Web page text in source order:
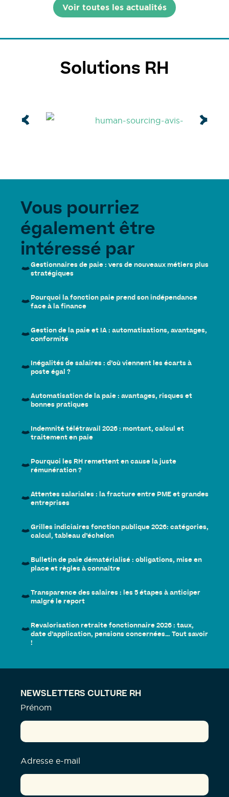
Voir toutes les actualités
Solutions RH
Vous pourriez
également être
intéressé par
Gestionnaires de paie : vers de nouveaux métiers plus
stratégiques
Pourquoi la fonction paie prend son indépendance
face à la finance
Gestion de la paie et IA : automatisations, avantages,
conformité
Inégalités de salaires : d’où viennent les écarts à
poste égal ?
Automatisation de la paie : avantages, risques et
bonnes pratiques
Indemnité télétravail 2026 : montant, calcul et
traitement en paie
Pourquoi les RH remettent en cause la juste
rémunération ?
Attentes salariales : la fracture entre PME et grandes
entreprises
Grilles indiciaires fonction publique 2026: catégories,
calcul, tableau d’échelon
Bulletin de paie dématérialisé : obligations, mise en
place et règles à connaître
Transparence des salaires : les 5 étapes à anticiper
malgré le report
Revalorisation retraite fonctionnaire 2026 : taux,
date d’application, pensions concernées… Tout savoir
!
NEWSLETTERS CULTURE RH
Prénom
Adresse e-mail